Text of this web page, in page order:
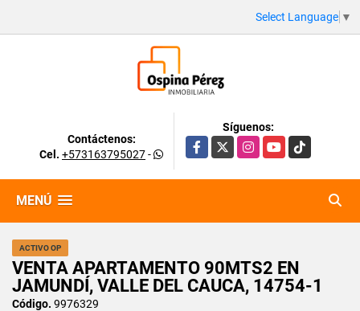
Select Language ▼
Contáctenos:
Cel. +573163795027-
Síguenos:
Facebook
X InstagramYouTubeTikTok
MENÚ
ACTIVO OP
VENTA APARTAMENTO 90MTS2 EN
JAMUNDÍ, VALLE DEL CAUCA, 14754-1
Código. 9976329